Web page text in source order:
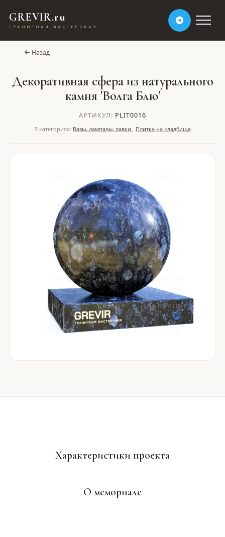
GREVIR.ru
ГРАНИТНАЯ МАСТЕРСКАЯ
Назад
Декоративная сфера из натурального
камня 'Волга Блю'
АРТИКУЛ: PLIT0016
В категориях: Вазы, лампады, лавки , Плитка на кладбище
Характеристики проекта
О мемориале